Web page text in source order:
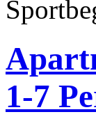
1-7